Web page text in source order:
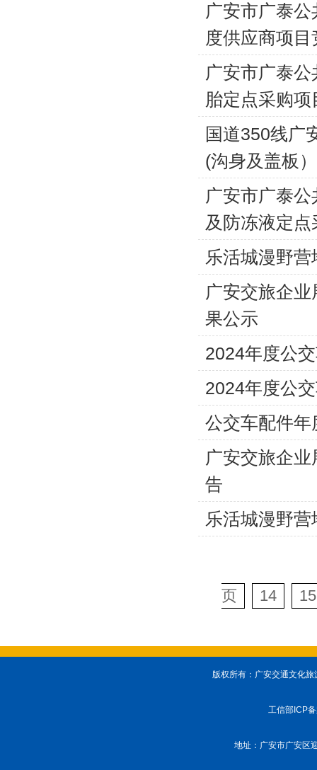
广安市广泰
度供应商项
广安市广泰
胎定点采购
国道350线广
(沟身及盖板
广安市广泰
及防冻液定
乐活城漫野
广安交旅企
果公示
2024年度公
2024年度公
公交车配件
广安交旅企
告
乐活城漫野
页 14 15
版权所有：广安交通文化
工信部ICP
地址：广安市广安区